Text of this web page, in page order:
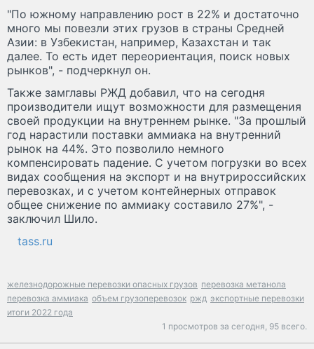
"По южному направлению рост в 22% и достаточно
много мы повезли этих грузов в страны Средней
Азии: в Узбекистан, например, Казахстан и так
далее. То есть идет переориентация, поиск новых
рынков", - подчеркнул он.
Также замглавы РЖД добавил, что на сегодня
производители ищут возможности для размещения
своей продукции на внутреннем рынке. "За прошлый
год нарастили поставки аммиака на внутренний
рынок на 44%. Это позволило немного
компенсировать падение. С учетом погрузки во всех
видах сообщения на экспорт и на внутрироссийских
перевозках, и с учетом контейнерных отправок
общее снижение по аммиаку составило 27%", -
заключил Шило.
tass.ru
железнодорожные перевозки опасных грузов перевозка метанола
перевозка аммиака объем грузоперевозок ржд экспортные перевозки
итоги 2022 года
1 просмотров за сегодня, 95 всего.